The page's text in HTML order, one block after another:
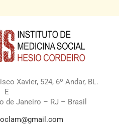
Xavier, 524, 6º Andar, BL.
E
de Janeiro – RJ – Brasil